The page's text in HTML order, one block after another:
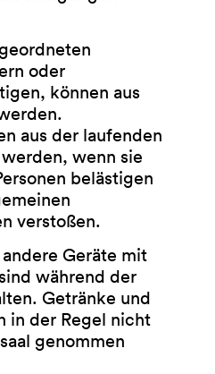
oder
können aus
aus der laufenden
wenn sie
belästigen
verstoßen.
Geräte mit
während der
Getränke und
in der Regel nicht
genommen